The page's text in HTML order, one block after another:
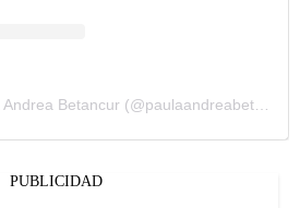
A post shared by Paula Andrea Betancur (@paulaandreabetancur)
PUBLICIDAD